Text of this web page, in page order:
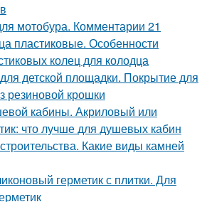
мотобура. Комментарии 21
пластиковые. Особенности
колец для колодца
детской площадки. Покрытие для
резиновой крошки
кабины. Акриловый или
что лучше для душевых кабин
Какие виды камней
герметик с плитки. Для